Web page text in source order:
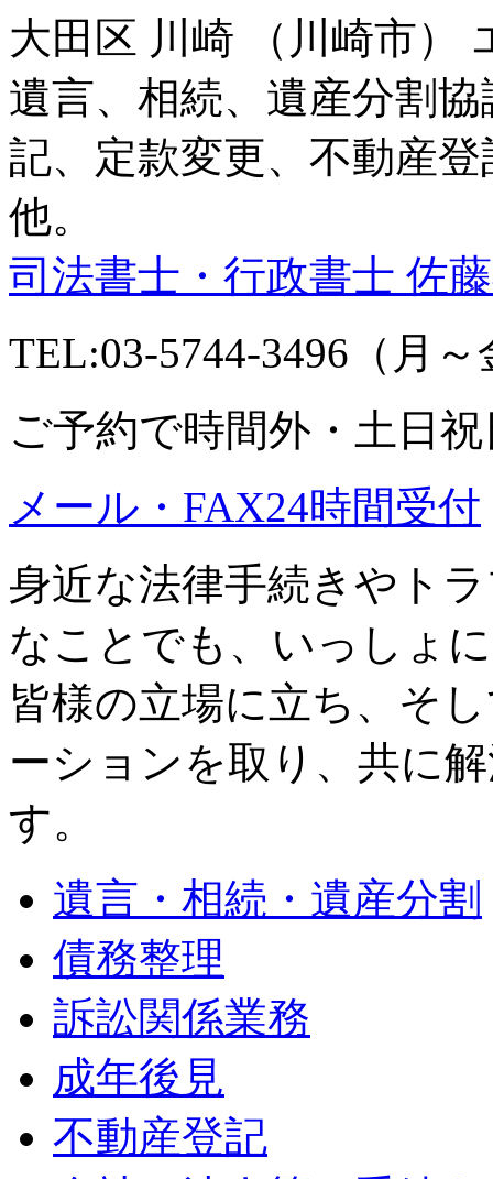
大田区 川崎 （川崎市）
遺言、相続、遺産分割
記、定款変更、不動産
他。
司法書士・行政書士 佐
TEL:03-5744-3496（月
ご予約で時間外・土日
メール・FAX24時間受付
身近な法律手続きやト
なことでも、いっしょ
皆様の立場に立ち、そ
ーションを取り、共に
す。
遺言・相続・遺産分割
債務整理
訴訟関係業務
成年後見
不動産登記